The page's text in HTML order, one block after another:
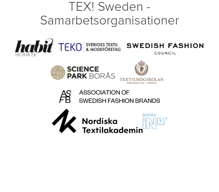
TEX! Sweden -
Samarbetsorganisationer